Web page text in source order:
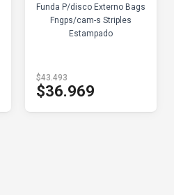
Funda P/disco Externo Bags
Fngps/cam-s Striples
Estampado
$43.493
$36.969